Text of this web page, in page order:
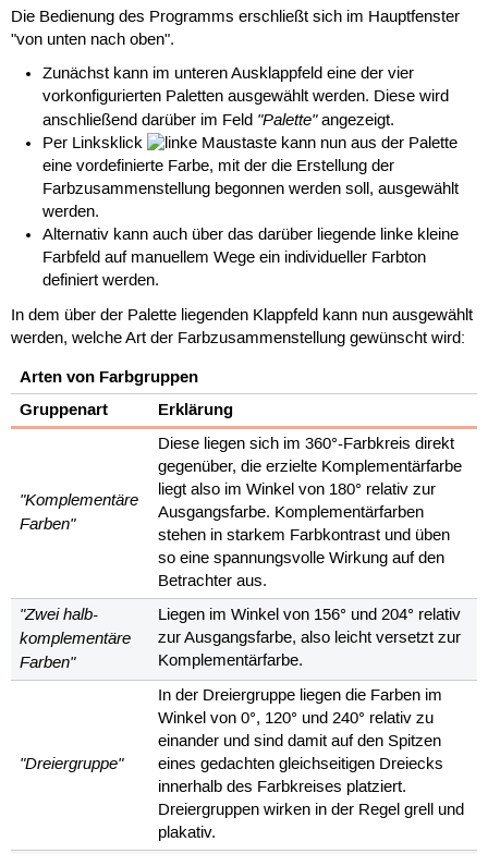
Die Bedienung des Programms erschließt sich im Hauptfenster
"von unten nach oben".
Zunächst kann im unteren Ausklappfeld eine der vier
vorkonfigurierten Paletten ausgewählt werden. Diese wird
anschließend darüber im Feld "Palette"angezeigt.
Per Linksklick
kann nun aus der Palette
eine vordefinierte Farbe, mit der die Erstellung der
Farbzusammenstellung begonnen werden soll, ausgewählt
werden.
Alternativ kann auch über das darüber liegende linke kleine
Farbfeld auf manuellem Wege ein individueller Farbton
definiert werden.
In dem über der Palette liegenden Klappfeld kann nun ausgewählt
werden, welche Art der Farbzusammenstellung gewünscht wird:
Arten von Farbgruppen
Gruppenart
Erklärung
"Komplementäre
Farben"
Diese liegen sich im 360°-Farbkreis direkt
gegenüber, die erzielte Komplementärfarbe
liegt also im Winkel von 180° relativ zur
Ausgangsfarbe. Komplementärfarben
stehen in starkem Farbkontrast und üben
so eine spannungsvolle Wirkung auf den
Betrachter aus.
"Zwei halb-
komplementäre
Farben"
Liegen im Winkel von 156° und 204° relativ
zur Ausgangsfarbe, also leicht versetzt zur
Komplementärfarbe.
"Dreiergruppe"
In der Dreiergruppe liegen die Farben im
Winkel von 0°, 120° und 240° relativ zu
einander und sind damit auf den Spitzen
eines gedachten gleichseitigen Dreiecks
innerhalb des Farbkreises platziert.
Dreiergruppen wirken in der Regel grell und
plakativ.